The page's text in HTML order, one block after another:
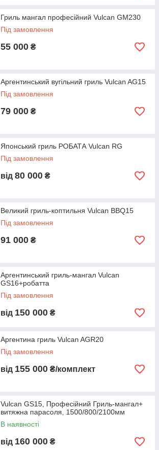
Гриль мангал професійний Vulcan GM230
Під замовлення
55 000 ₴
Аргентинський вугільний гриль Vulcan AG15
Під замовлення
79 000 ₴
Японський гриль РОБАТА Vulcan RG
Під замовлення
від 80 000 ₴
Великий гриль-коптильня Vulcan BBQ15
Під замовлення
91 000 ₴
Аргентинський гриль-мангал Vulcan
GS16+робатта
Під замовлення
від 150 000 ₴
Аргентина гриль Vulcan AGR20
Під замовлення
від 155 000 ₴/комплект
Vulcan GS15, Професійний Гриль-мангал+
витяжна парасоля, 1500/800/2100мм
В наявності
від 160 000 ₴